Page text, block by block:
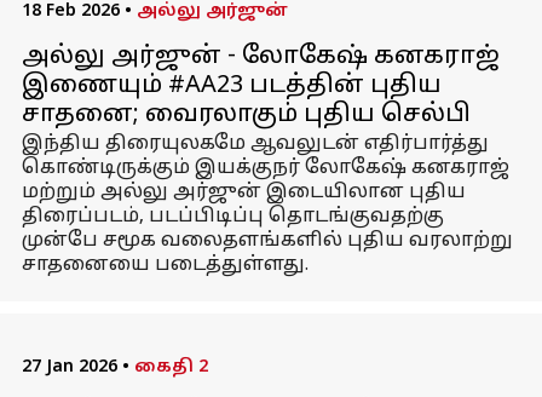
18 Feb 2026 • அல்லு அர்ஜுன்
அல்லு அர்ஜுன் - லோகேஷ் கனகராஜ்
இணையும் #AA23 படத்தின் புதிய
சாதனை; வைரலாகும் புதிய செல்பி
இந்திய திரையுலகமே ஆவலுடன் எதிர்பார்த்து
கொண்டிருக்கும் இயக்குநர் லோகேஷ் கனகராஜ்
மற்றும் அல்லு அர்ஜுன் இடையிலான புதிய
திரைப்படம், படப்பிடிப்பு தொடங்குவதற்கு
முன்பே சமூக வலைதளங்களில் புதிய வரலாற்று
சாதனையை படைத்துள்ளது.
27 Jan 2026 • கைதி 2